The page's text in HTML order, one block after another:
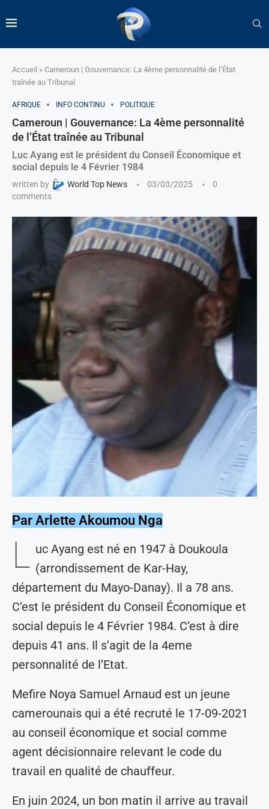
Accueil » Cameroun | Gouvernance: La 4ème personnalité de l’État
traînée au Tribunal
AFRIQUE INFO CONTINU POLITIQUE
Cameroun | Gouvernance: La 4ème personnalité
de l’État traînée au Tribunal
Luc Ayang est le président du Conseil Économique et
social depuis le 4 Février 1984
written by World Top News 03/03/2025
0
comments
Par Arlette Akoumou Nga
L uc Ayang est né en 1947 à Doukoula
(arrondissement de Kar-Hay,
département du Mayo-Danay). Il a 78 ans.
C’est le président du Conseil Économique et
social depuis le 4 Février 1984. C’est à dire
depuis 41 ans. Il s’agit de la 4eme
personnalité de l’Etat.
Mefire Noya Samuel Arnaud est un jeune
camerounais qui a été recruté le 17-09-2021
au conseil économique et social comme
agent décisionnaire relevant le code du
travail en qualité de chauffeur.
En juin 2024, un bon matin il arrive au travail